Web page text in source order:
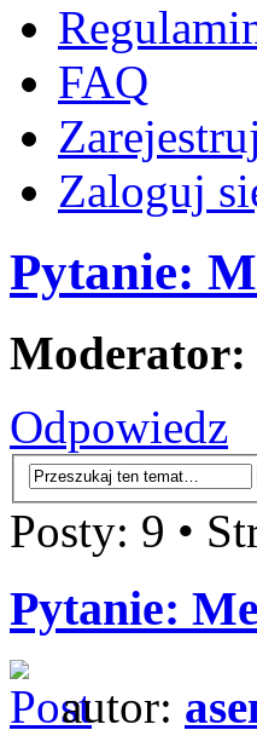
FAQ
Zaloguj
Pytanie:
Moderator:
Odpowiedz
Posty: 9 •
Pytanie:
autor: